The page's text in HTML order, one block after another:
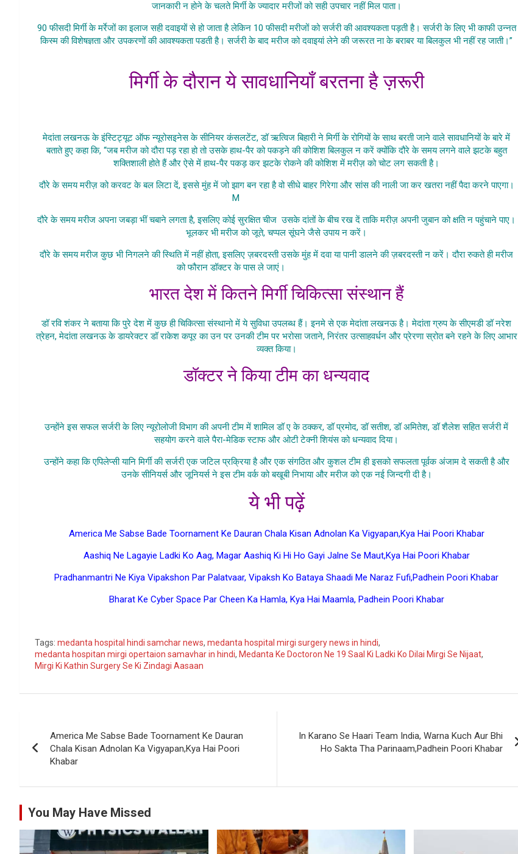
जानकारी न होने के चलते मिर्गी के ज्यादार मरीजों को सही उपचार नहीं मिल पाता।
90 फीसदी मिर्गी के मर्रेजों का इलाज सही दवाइयों से हो जाता है लेकिन 10 फीसदी मरीजों को सर्जरी की आवश्यकता पड़ती है। सर्जरी के लिए भी काफी उन्नत
किस्म की विशेषज्ञता और उपकरणों की आवश्यकता पडती है। सर्जरी के बाद मरीज को दवाइयां लेने की जरूरत ना के बराबर या बिलकुल भी नहीं रह जाती।”
मिर्गी के दौरान ये सावधानियाँ बरतना है ज़रूरी
मेदांता लखनऊ के इंस्टिट्यूट ऑफ न्यूरोसइनेस के सीनियर कंसलटेंट, डॉ ऋत्विज बिहारी ने मिर्गी के रोगियों के साथ बरती जाने वाले सावधानियों के बारे में
बताते हुए कहा कि, “जब मरीज को दौरा पड़ रहा हो तो उसके हाथ-पैर को पकड़ने की कोशिश बिलकुल न करें क्योंकि दौरे के समय लगने वाले झटके बहुत
शक्तिशाली होते हैं और ऐसे में हाथ-पैर पकड़ कर झटके रोकने की कोशिश में मरीज़ को चोट लग सकती है।
दौरे के समय मरीज़ को करवट के बल लिटा दें, इससे मुंह में जो झाग बन रहा है वो सीधे बाहर गिरेगा और सांस की नाली जा कर खतरा नहीं पैदा करने पाएगा।
M
दौरे के समय मरीज अपना जबड़ा भीं चबाने लगता है, इसलिए कोई सुरक्षित चीज उसके दांतों के बीच रख दें ताकि मरीज़ अपनी जुबान को क्षति न पहुंचाने पाए।
भूलकर भी मरीज को जूते, चप्पल सूंघने जैसे उपाय न करें।
दौरे के समय मरीज कुछ भी निगलने की स्थिति में नहीं होता, इसलिए ज़बरदस्ती उसके मुंह में दवा या पानी डालने की ज़बरदस्ती न करें। दौरा रुकते ही मरीज
को फौरान डॉक्टर के पास ले जाएं।
भारत देश में कितने मिर्गी चिकित्सा संस्थान हैं
डॉ रवि शंकर ने बताया कि पुरे देश में कुछ ही चिकित्सा संस्थानो में ये सुविधा उपलब्ध हैं। इनमे से एक मेदांता लखनऊ है। मेदांता ग्रुप के सीएमडी डॉ नरेश
त्रेहन, मेदांता लखनऊ के डायरेक्टर डॉ राकेश कपूर का उन पर उनकी टीम पर भरोसा जताने, निरंतर उत्साहवर्धन और प्रेरणा स्रोत बने रहने के लिए आभार
व्यक्त किया।
डॉक्टर ने किया टीम का धन्यवाद
उन्होंने इस सफल सर्जरी के लिए न्यूरोलोजी विभाग की अपनी टीम में शामिल डॉ ए के ठक्कर, डॉ प्रमोद, डॉ सतीश, डॉ अमितेश, डॉ शैलेश सहित सर्जरी में
सहयोग करने वाले पैरा-मेडिक स्टाफ और ओटी टेक्नी शियंस को धन्यवाद दिया।
उन्होंने कहा कि एपिलेप्सी यानि मिर्गी की सर्जरी एक जटिल प्रक्रिया है और एक संगठित और कुशल टीम ही इसको सफलता पूर्वक अंजाम दे सकती है और
उनके सीनियर्स और जूनियर्स ने इस टीम वर्क को बखूबी निभाया और मरीज को एक नई जिन्दगी दी है।
ये भी पढ़ें
America Me Sabse Bade Toornament Ke Dauran Chala Kisan Adnolan Ka Vigyapan,Kya Hai Poori Khabar
Aashiq Ne Lagayie Ladki Ko Aag, Magar Aashiq Ki Hi Ho Gayi Jalne Se Maut,Kya Hai Poori Khabar
Pradhanmantri Ne Kiya Vipakshon Par Palatvaar, Vipaksh Ko Bataya Shaadi Me Naraz Fufi,Padhein Poori Khabar
Bharat Ke Cyber Space Par Cheen Ka Hamla, Kya Hai Maamla, Padhein Poori Khabar
Tags: medanta hospital hindi samchar news, medanta hospital mirgi surgery news in hindi,
medanta hospitan mirgi opertaion samavhar in hindi, Medanta Ke Doctoron Ne 19 Saal Ki Ladki Ko Dilai Mirgi Se Nijaat,
Mirgi Ki Kathin Surgery Se Ki Zindagi Aasaan
navigation
America Me Sabse Bade Toornament Ke Dauran
Chala Kisan Adnolan Ka Vigyapan,Kya Hai Poori
Khabar
In Karano Se Haari Team India, Warna Kuch Aur Bhi
Ho Sakta Tha Parinaam,Padhein Poori Khabar
You May Have Missed